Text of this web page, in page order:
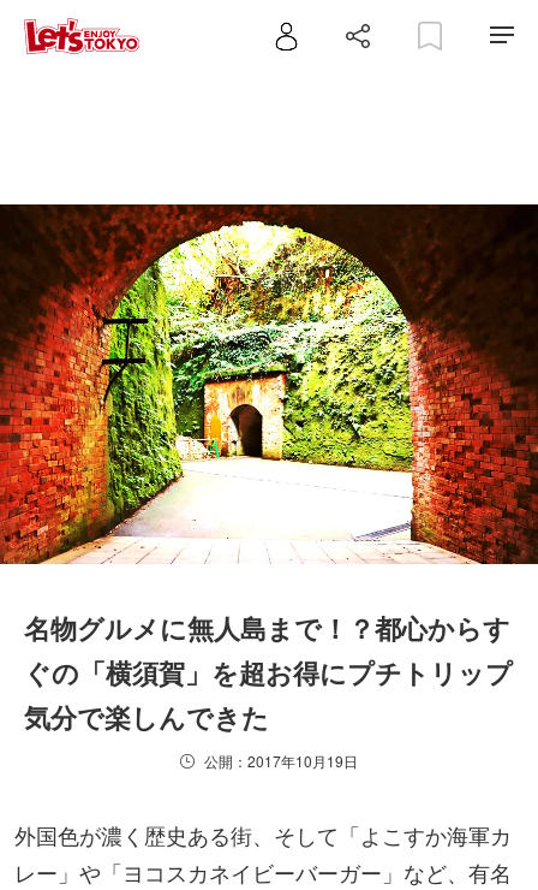
名物グルメに無人島まで！？都心からす
ぐの「横須賀」を超お得にプチトリップ
気分で楽しんできた
公開：2017年10月19日
外国⾊が濃く歴史ある街、そして「よこすか海軍カ
レー」や「ヨコスカネイビーバーガー」など、有名